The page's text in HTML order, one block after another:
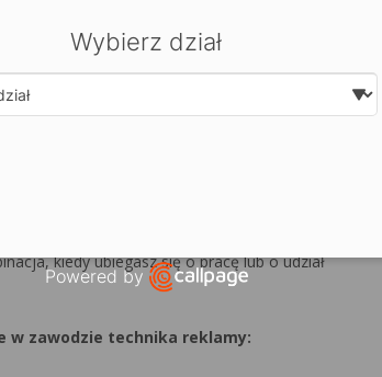
– jest to dokument o standardzie
europejskich szczegółowy opis wiedzy,
wraz ze wskazaniem zawodów dostępnych
zagwarantuje ich posiadaczom
do Unii Europejskiej.
kiedy ubiegasz się o pracę lub o udział
w zawodzie technika reklamy:
Wybierz dział
Powered by